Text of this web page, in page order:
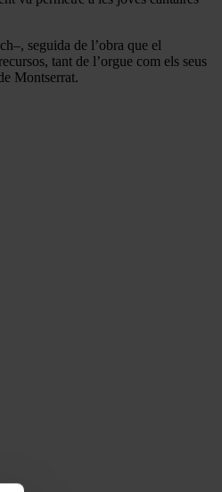
seguida de l’obra que el
tant de l’orgue com els seus
Montserrat.